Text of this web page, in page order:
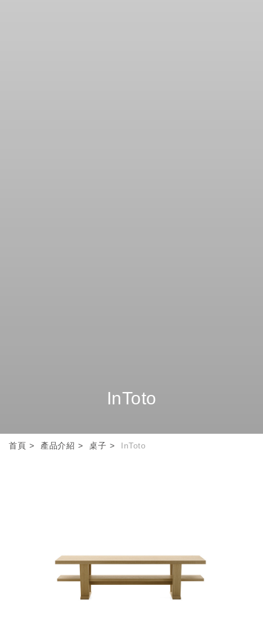
InToto
首頁 產品介紹 桌子 InToto